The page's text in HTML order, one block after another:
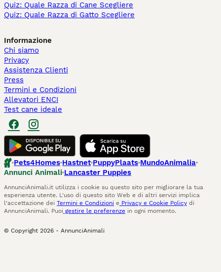
Quiz: Quale Razza di Cane Scegliere
Quiz: Quale Razza di Gatto Scegliere
Informazione
Chi siamo
Privacy
Assistenza Clienti
Press
Termini e Condizioni
Allevatori ENCI
Test cane ideale
Pets4Homes Hastnet PuppyPlaats MundoAnimalia
Annunci Animali Lancaster Puppies
AnnunciAnimali.it utilizza i cookie su questo sito per migliorare la tua
esperienza utente. L'uso di questo sito Web e di altri servizi implica
l'accettazione dei Termini e Condizioni e Privacy e Cookie Policy di
AnnunciAnimali. Puoi gestire le preferenze in ogni momento.
© Copyright 2026 - AnnunciAnimali